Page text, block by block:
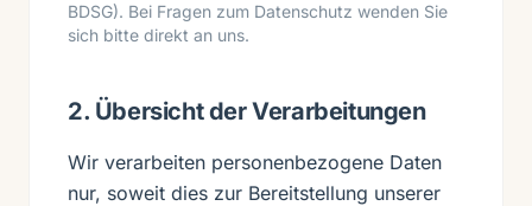
BDSG). Bei Fragen zum Datenschutz wenden Sie
sich bitte direkt an uns.
2. Übersicht der Verarbeitungen
Wir verarbeiten personenbezogene Daten
nur, soweit dies zur Bereitstellung unserer